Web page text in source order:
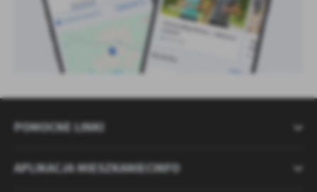
POMOCNE LINKI
APLIKACJA MIESZKANIECINFO